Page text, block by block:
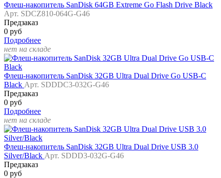
Флеш-накопитель SanDisk 64GB Extreme Go Flash Drive Black
Арт. SDCZ810-064G-G46
Предзаказ
0 руб
Подробнее
нет на складе
Флеш-накопитель SanDisk 32GB Ultra Dual Drive Go USB-C
Black Арт. SDDDC3-032G-G46
Предзаказ
0 руб
Подробнее
нет на складе
Флеш-накопитель SanDisk 32GB Ultra Dual Drive USB 3.0
Silver/Black Арт. SDDD3-032G-G46
Предзаказ
0 руб